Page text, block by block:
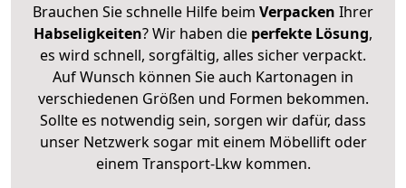
Brauchen Sie schnelle Hilfe beim Verpacken Ihrer
Habseligkeiten? Wir haben die perfekte Lösung,
es wird schnell, sorgfältig, alles sicher verpackt.
Auf Wunsch können Sie auch Kartonagen in
verschiedenen Größen und Formen bekommen.
Sollte es notwendig sein, sorgen wir dafür, dass
unser Netzwerk sogar mit einem Möbellift oder
einem Transport-Lkw kommen.